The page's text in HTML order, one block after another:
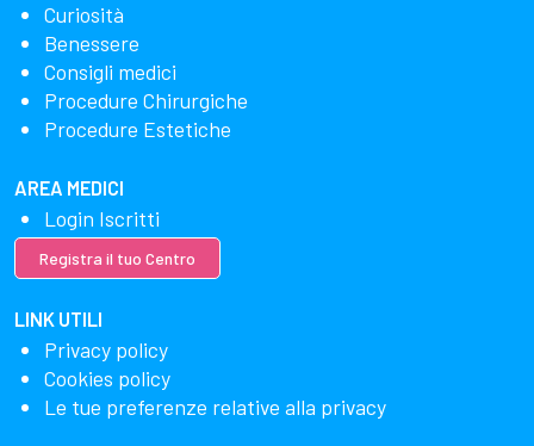
Curiosità
Benessere
Consigli medici
Procedure Chirurgiche
Procedure Estetiche
AREA MEDICI
Login Iscritti
Registra il tuo Centro
LINK UTILI
Privacy policy
Cookies policy
Le tue preferenze relative alla privacy